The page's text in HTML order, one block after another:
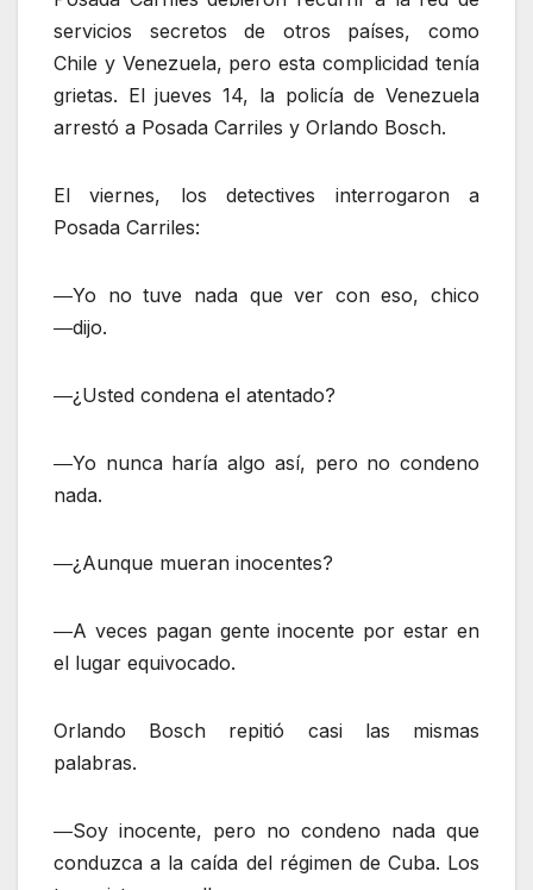
servicios secretos de otros países, como
Chile y Venezuela, pero esta complicidad tenía
grietas. El jueves 14, la policía de Venezuela
arrestó a Posada Carriles y Orlando Bosch.
El viernes, los detectives interrogaron a
Posada Carriles:
―Yo no tuve nada que ver con eso, chico
―dijo.
―¿Usted condena el atentado?
―Yo nunca haría algo así, pero no condeno
nada.
―¿Aunque mueran inocentes?
―A veces pagan gente inocente por estar en
el lugar equivocado.
Orlando Bosch repitió casi las mismas
palabras.
―Soy inocente, pero no condeno nada que
conduzca a la caída del régimen de Cuba. Los